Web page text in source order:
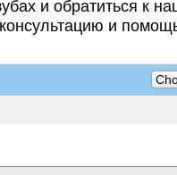
и обратиться к
и